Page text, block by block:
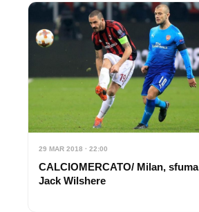
29 MAR 2018 · 22:00
CALCIOMERCATO/ Milan, sfuma
Jack Wilshere